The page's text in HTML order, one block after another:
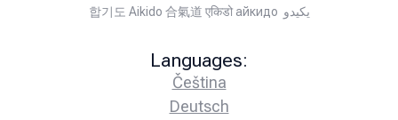
합기도 Aikido 合氣道 एकिडो айкидо يكيدو
Languages:
Čeština
Deutsch